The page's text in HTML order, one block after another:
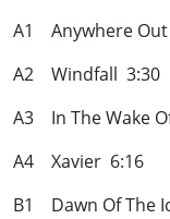
A1 Anywhere Out
A2 Windfall 3:30
A3 In The Wake
A4 Xavier 6:16
B1 Dawn Of The